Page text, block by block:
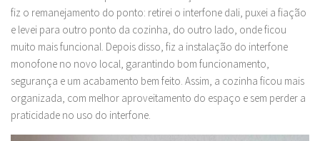
fiz o remanejamento do ponto: retirei o interfone dali, puxei a fiação
e levei para outro ponto da cozinha, do outro lado, onde ficou
muito mais funcional. Depois disso, fiz a instalação do interfone
monofone no novo local, garantindo bom funcionamento,
segurança e um acabamento bem feito. Assim, a cozinha ficou mais
organizada, com melhor aproveitamento do espaço e sem perder a
praticidade no uso do interfone.